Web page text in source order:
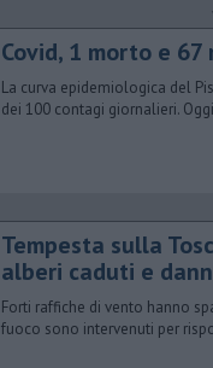
Covid, 1 morto e
La curva epidemiologica del
dei 100 contagi giornalieri.
Tempesta sulla
alberi caduti e
Forti raffiche di vento hanno
fuoco sono intervenuti per